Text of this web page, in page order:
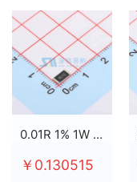
0.01R 1% 1W 2512
￥0.130515